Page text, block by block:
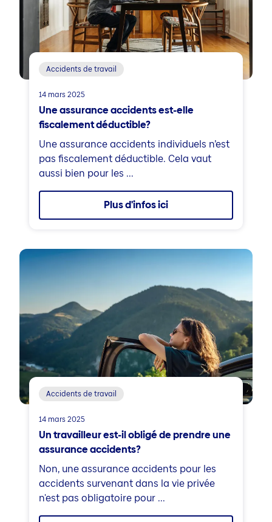
Accidents de travail
14 mars 2025
Une assurance accidents est-elle
fiscalement déductible?
Une assurance accidents individuels n’est
pas fiscalement déductible. Cela vaut
aussi bien pour les ...
Plus d'infos ici
Accidents de travail
14 mars 2025
Un travailleur est-il obligé de prendre une
assurance accidents?
Non, une assurance accidents pour les
accidents survenant dans la vie privée
n'est pas obligatoire pour ...